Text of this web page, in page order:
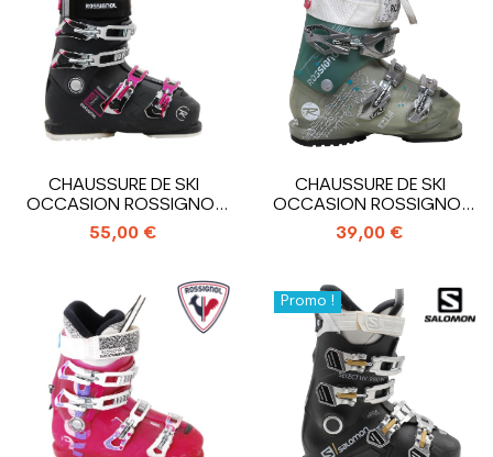
CHAUSSURE DE SKI
OCCASION ROSSIGNOL
PURE COMFORT
55,00 €
CHAUSSURE DE SKI
OCCASION ROSSIGNOL
KELIA
39,00 €
Promo !